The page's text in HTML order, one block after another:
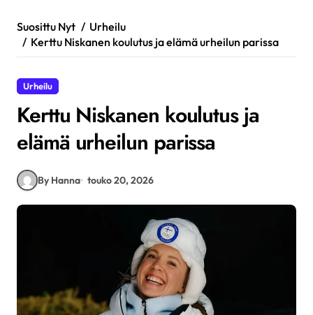
Suosittu Nyt
Urheilu
Kerttu Niskanen koulutus ja elämä urheilun parissa
Urheilu
Kerttu Niskanen koulutus ja
elämä urheilun parissa
By Hanna touko 20, 2026